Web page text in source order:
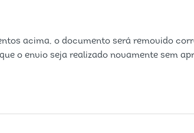
acima, o documento será removido
o envio seja realizado novamente sem